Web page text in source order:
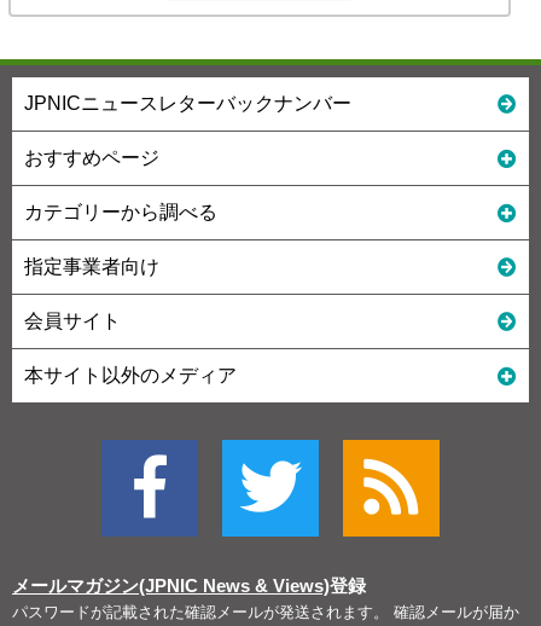
JPNICニュースレターバックナンバー
おすすめページ
カテゴリーから調べる
指定事業者向け
会員サイト
本サイト以外のメディア
メールマガジン(JPNIC News & Views)登録
パスワードが記載された確認メールが発送されます。 確認メールが届か